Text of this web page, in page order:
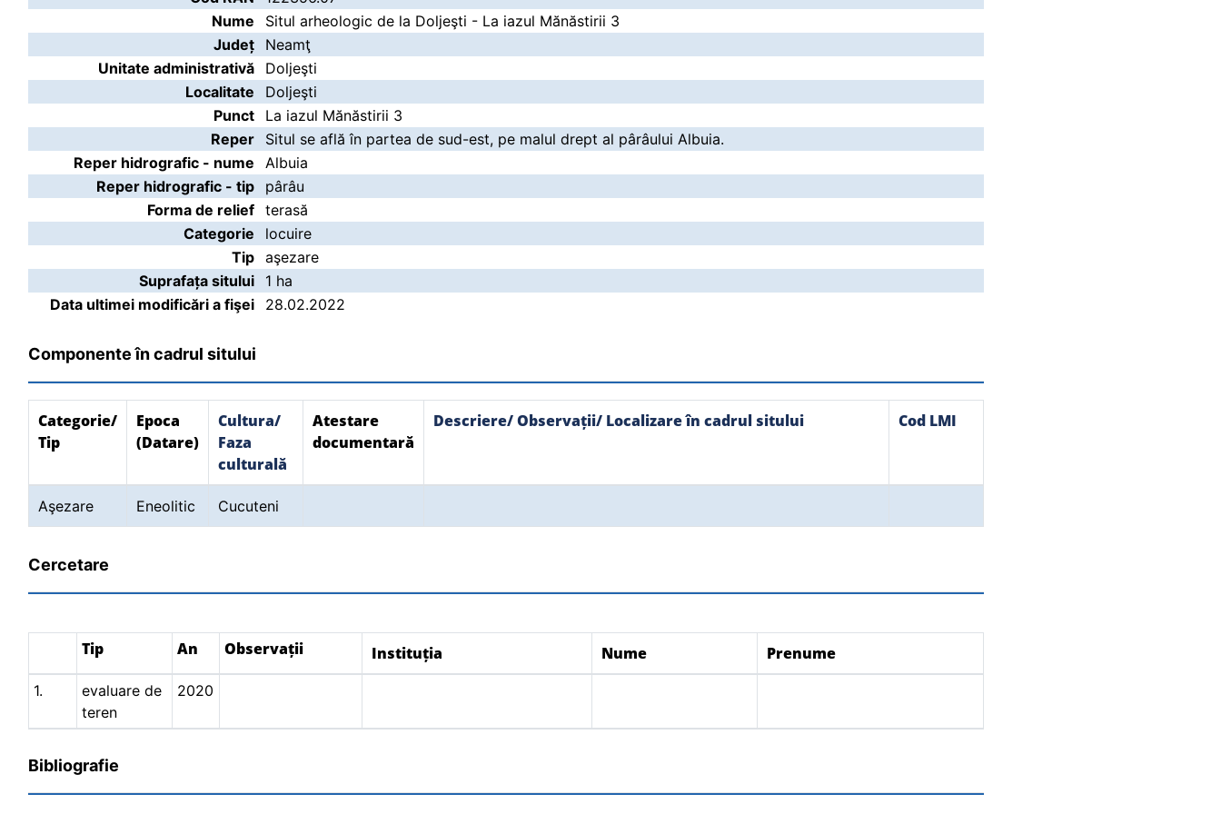
Nume
Situl arheologic de la Doljeşti - La iazul Mănăstirii 3
Județ
Neamţ
Unitate administrativă
Doljeşti
Localitate
Doljeşti
Punct
La iazul Mănăstirii 3
Reper
Situl se află în partea de sud-est, pe malul drept al pârâului Albuia.
Reper hidrografic - nume
Albuia
Reper hidrografic - tip
pârâu
Forma de relief terasă
Categorie
locuire
Tip aşezare
Suprafața sitului
1 ha
Data ultimei modificări a fişei
28.02.2022
Componente în cadrul sitului
Categorie/
Tip
Epoca
(Datare)
Cultura/
Faza
culturală
Atestare
documentară
Descriere/ Observații/ Localizare în cadrul sitului Cod LMI
Aşezare Eneolitic Cucuteni
Cercetare
Tip An Observații Instituția Nume Prenume
1.
evaluare de
teren
2020
Bibliografie